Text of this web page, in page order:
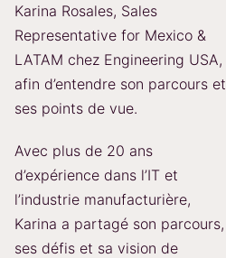
Karina Rosales, Sales
Representative for Mexico &
LATAM chez Engineering USA,
afin d’entendre son parcours et
ses points de vue.
Avec plus de 20 ans
d’expérience dans l’IT et
l’industrie manufacturière,
Karina a partagé son parcours,
ses défis et sa vision de